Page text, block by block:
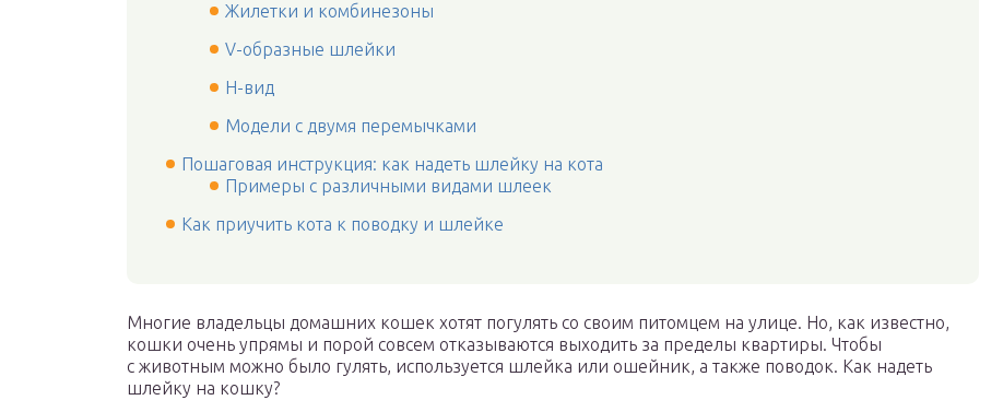
Жилетки и комбинезоны
V-образные шлейки
Н-вид
Модели с двумя перемычками
Пошаговая инструкция: как надеть шлейку на кота
Примеры с различными видами шлеек
Как приучить кота к поводку и шлейке
Многие владельцы домашних кошек хотят погулять со своим питомцем на улице. Но, как известно,
кошки очень упрямы и порой совсем отказываются выходить за пределы квартиры. Чтобы
с животным можно было гулять, используется шлейка или ошейник, а также поводок. Как надеть
шлейку на кошку?